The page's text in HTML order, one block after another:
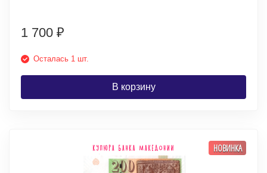
1 700 ₽
Осталась 1 шт.
В корзину
НОВИНКА